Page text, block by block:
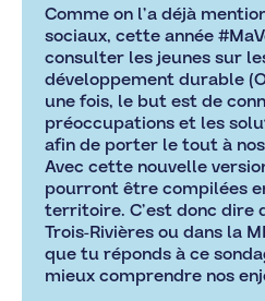
Comme on l’a déjà
sociaux, cette année
consulter les jeunes sur
développement durable
une fois, le but est de
préoccupations et les
afin de porter le tout à
Avec cette nouvelle
pourront être compilées
territoire. C’est donc dire
Trois-Rivières ou dans la
que tu réponds à ce
mieux comprendre nos